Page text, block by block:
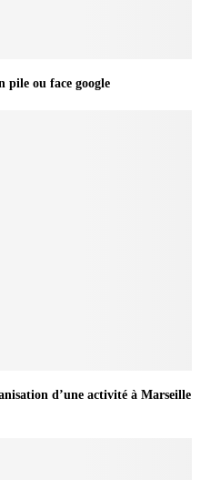
pile ou face google
d’une activité à Marseille